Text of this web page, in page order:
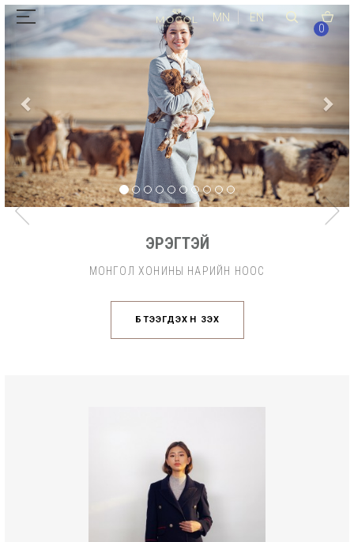
MN
EN
0
ЭРЭГТЭЙ
МОНГОЛ ХОНИНЫ НАРИЙН НООС
БҮТЭЭГДЭХҮҮН ҮЗЭХ